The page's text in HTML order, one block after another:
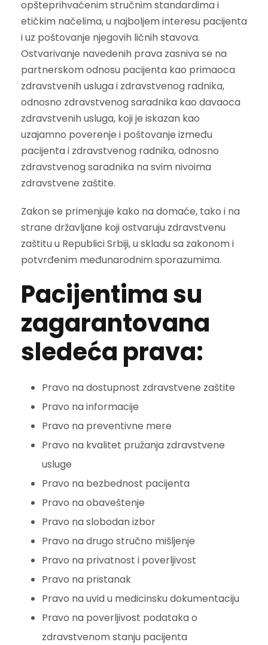
opšteprihvaćenim stručnim standardima i
etičkim načelima, u najboljem interesu pacijenta
i uz poštovanje njegovih ličnih stavova.
Ostvarivanje navedenih prava zasniva se na
partnerskom odnosu pacijenta kao primaoca
zdravstvenih usluga i zdravstvenog radnika,
odnosno zdravstvenog saradnika kao davaoca
zdravstvenih usluga, koji je iskazan kao
uzajamno poverenje i poštovanje između
pacijenta i zdravstvenog radnika, odnosno
zdravstvenog saradnika na svim nivoima
zdravstvene zaštite.
Zakon se primenjuje kako na domaće, tako i na
strane državljane koji ostvaruju zdravstvenu
zaštitu u Republici Srbiji, u skladu sa zakonom i
potvrđenim međunarodnim sporazumima.
Pacijentima su
zagarantovana
sledeća prava:
Pravo na dostupnost zdravstvene zaštite
Pravo na informacije
Pravo na preventivne mere
Pravo na kvalitet pružanja zdravstvene
usluge
Pravo na bezbednost pacijenta
Pravo na obaveštenje
Pravo na slobodan izbor
Pravo na drugo stručno mišljenje
Pravo na privatnost i poverljivost
Pravo na pristanak
Pravo na uvid u medicinsku dokumentaciju
Pravo na poverljivost podataka o
zdravstvenom stanju pacijenta